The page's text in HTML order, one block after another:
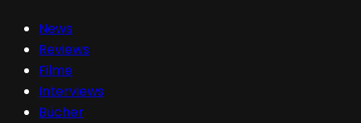
News
Reviews
Filme
Interviews
Bücher